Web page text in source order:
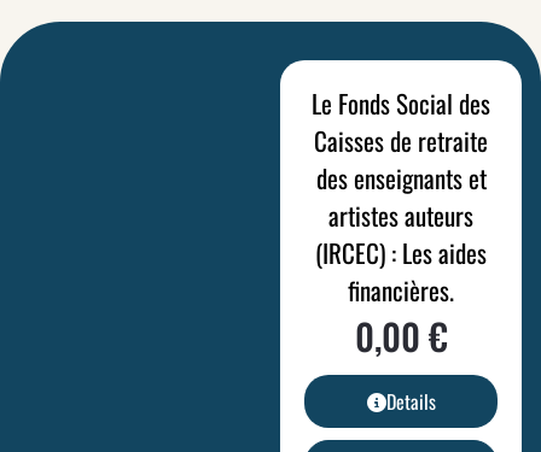
Le Fonds Social des
Caisses de retraite
des enseignants et
artistes auteurs
(IRCEC) : Les aides
financières.
0,00€
Details